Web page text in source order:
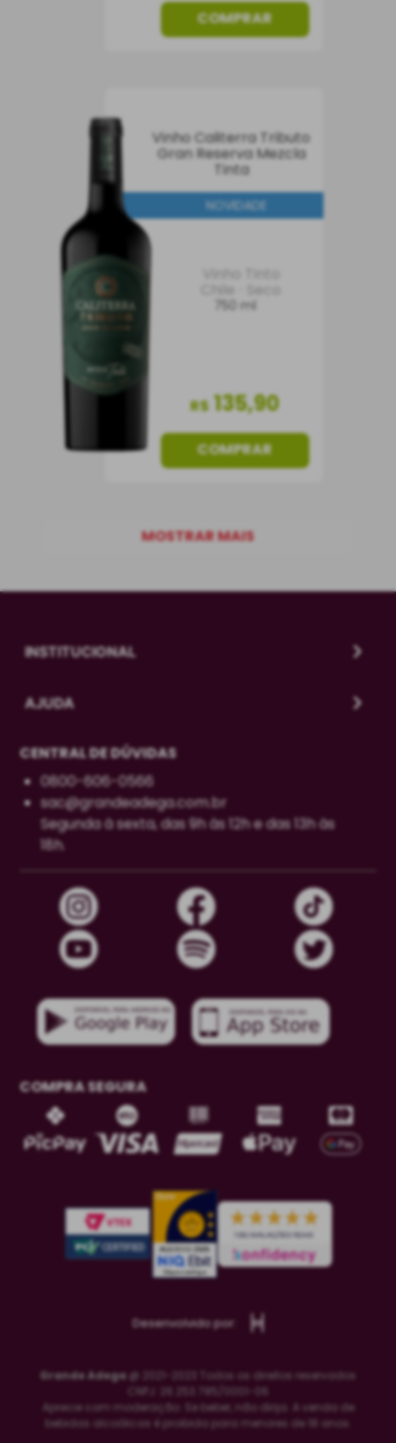
COMPRAR
Vinho Caliterra Tributo
Gran Reserva Mezcla
Tinta
NOVIDADE
Chile Seco
750 ml
R$ 135,90
COMPRAR
MOSTRAR MAIS
INSTITUCIONAL
AJUDA
CENTRAL DE DÚVIDAS
0800-606-0566
sac@grandeadega.com.br
Segunda à sexta, das 9h às 12h e das 13h às
18h.
COMPRA SEGURA
Desenvolvido por:
Grande Adega @ 2021-2023 Todos os direitos reservados
CNPJ: 26.253.785/0001-06
Aprecie com moderação. Se beber, não dirija. A venda de
bebidas alcoólicas é proibida para menores de 18 anos.